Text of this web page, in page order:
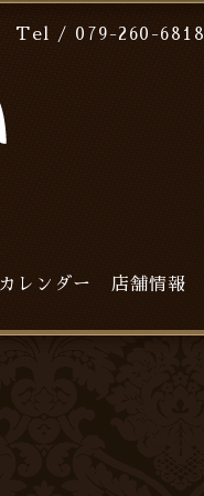
Tel / 079-260-6818
カレンダー 店舗情報